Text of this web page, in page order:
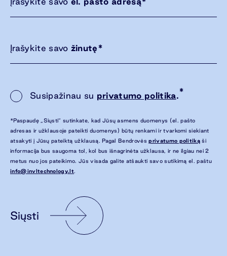
Įrašykite savo žinutę*
Susipažinau su privatumo politika.*
*Paspaudę „Siųsti“ sutinkate, kad Jūsų asmens duomenys (el. pašto
adresas ir užklausoje pateikti duomenys) būtų renkami ir tvarkomi siekiant
atsakyti į Jūsų pateiktą užklausą. Pagal Bendrovėsprivatumo politiką ši
informacija bus saugoma tol, kol bus išnagrinėta užklausa, ir ne ilgiau nei 2
metus nuo jos pateikimo. Jūs visada galite atšaukti savo sutikimą el. paštu
info@invltechnology.lt.
Siųsti